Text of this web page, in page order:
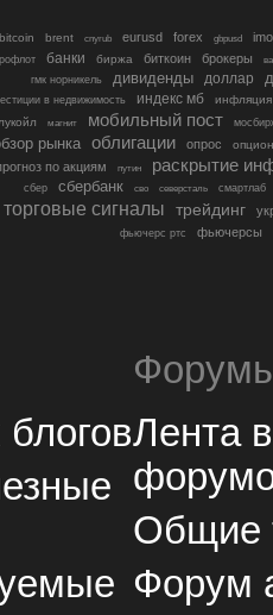
bitcoin brent cnyrub eurusd forex gbpusd
банки биржа биткоин брокеры
гмк норникель
дивиденды доллар
в недвижимость индекс мб
инфляция
лукойл
магнит мобильный пост
рынка облигации опрос
по акциям путин раскрытие
сбер сбербанк сво северсталь смартлаб
торговые сигналы трейдинг
фьючерс ртс фьючерсы
Лента
Общие
Форум